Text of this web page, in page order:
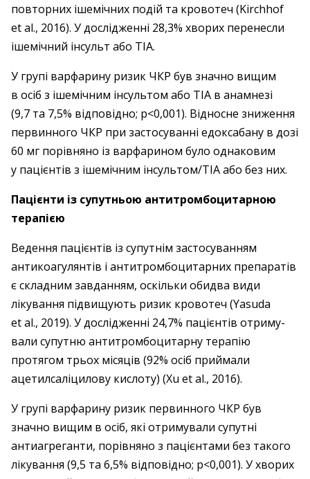
повторних ішемічних подій та кровотеч (Kirchhof
et al., 2016). У дослід­жен­ні 28,3% хворих перенесли
ішемічний інсульт або ТІА.
У групі варфарину ризик ЧКР був ­­значно вищим
в осіб з ішемічним інсультом або ТІА в анамнезі
(9,7 та 7,5% відповідно; р<0,001). Відносне зниження
первинного ЧКР при застосуванні едоксабану в дозі
60 мг порівняно із варфарином було однаковим
у пацієнтів з ішемічним інсультом/ТІА або без них.
Пацієнти із супутньою антитромбоцитарною
терапією
Ведення пацієнтів із супутнім застосуванням
антикоагулянтів і антитромбоцитарних препаратів
є складним завданням, оскільки обидва види
лікування підвищують ризик кровотеч (Yasuda
et al., 2019). У дослід­жен­ні 24,7% пацієнтів отриму­
вали супутню антитромбоцитарну терапію
протягом трьох місяців (92% осіб приймали
ацетилсаліцилову кислоту) (Xu et al., 2016).
У групі варфарину ризик первинного ЧКР був
значно вищим в осіб, які отриму­вали супутні
антиагреганти, порівняно з пацієнтами без такого
лікування (9,5 та 6,5% відповідно; р<0,001). У хворих